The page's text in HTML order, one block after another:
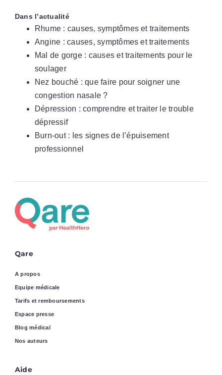
Dans l’actualité
Rhume : causes, symptômes et traitements
Angine : causes, symptômes et traitements
Mal de gorge : causes et traitements pour le
soulager
Nez bouché : que faire pour soigner une
congestion nasale ?
Dépression : comprendre et traiter le trouble
dépressif
Burn-out : les signes de l’épuisement
professionnel
Qare
A propos
Equipe médicale
Tarifs et remboursements
Espace presse
Blog médical
Nos auteurs
Aide